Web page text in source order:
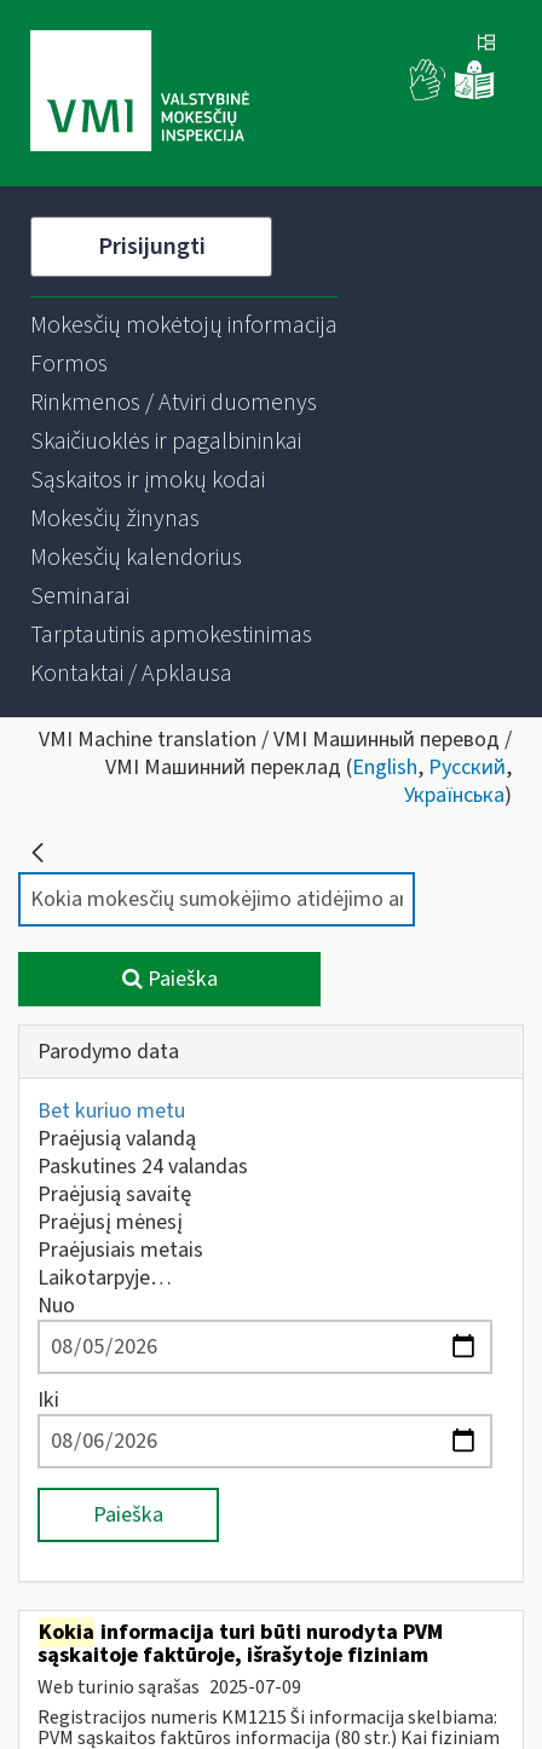
Prisijungti
Mokesčių mokėtojų informacija
Formos
Rinkmenos / Atviri duomenys
Skaičiuoklės ir pagalbininkai
Sąskaitos ir įmokų kodai
Mokesčių žinynas
Mokesčių kalendorius
Seminarai
Tarptautinis apmokestinimas
Kontaktai / Apklausa
VMI Machine translation / VMI Машинный перевод /
VMI Машинний переклад (English, Русский,
Українська)
Paieška
Parodymo data
Bet kuriuo metu
Praėjusią valandą
Paskutines 24 valandas
Praėjusią savaitę
Praėjusį mėnesį
Praėjusiais metais
Laikotarpyje…
Nuo
Iki
Paieška
Kokia informacija turi būti nurodyta PVM
sąskaitoje faktūroje, išrašytoje fiziniam
Web turinio sąrašas 2025-07-09
Registracijos numeris KM1215 Ši informacija skelbiama:
PVM sąskaitos faktūros informacija (80 str.) Kai fiziniam